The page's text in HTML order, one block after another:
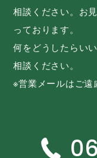
相談ください。お
っております。
何をどうしたらい
相談ください。
※営業メールはご遠